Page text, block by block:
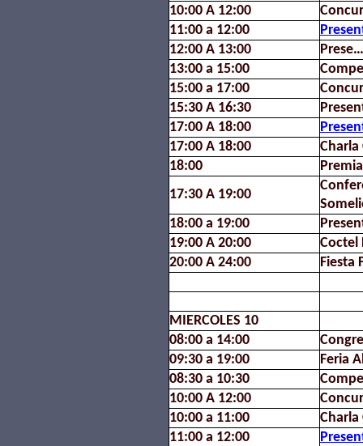
10:00 A 12:00
11:00 a 12:00
12:00 A 13:00
13:00 a 15:00
15:00 a 17:00
15:30 A 16:30
17:00 A 18:00
17:00 A 18:00
Charla
18:00
17:30 A 19:00
18:00 a 19:00
19:00 A 20:00
Coctel
20:00 A 24:00
Fiesta
MIERCOLES 10
08:00 a 14:00
09:30 a 19:00
Feria
08:30 a 10:30
10:00 A 12:00
10:00 a 11:00
Charla
11:00 a 12:00